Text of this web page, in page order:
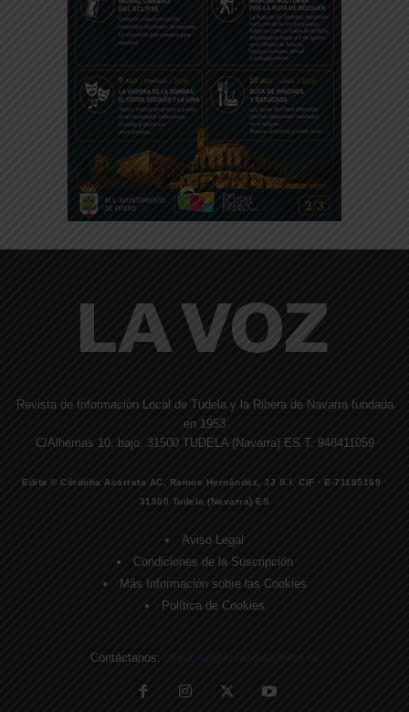
Revista de Información Local de Tudela y la Ribera de Navarra fundada
en 1953
C/Alhemas 10, bajo. 31500 TUDELA (Navarra) ES T. 948411059
Edita © Córdoba Acarreta AC, Ramos Hernández, JJ S.I. CIF · E-71185169 ·
31500 Tudela (Navarra) ES
Aviso Legal
Condiciones de la Suscripción
Más Información sobre las Cookies
Política de Cookies
Contáctanos: direccion@lavozdelaribera.es